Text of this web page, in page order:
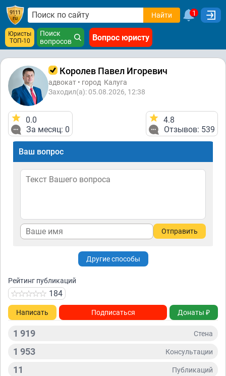
Найти 1
Юристы
ТОП-10
Поиск
вопросов
Вопрос юристу
Королев Павел Игоревич
адвокат • город Калуга
Заходил(а): 05.08.2026, 12:38
0.0
За месяц: 0
4.8
Отзывов: 539
Ваш вопрос
Отправить
Другие способы
Рейтинг публикаций
184
Написать Подписаться Донаты ₽
1 919 Стена
1 953 Консультации
11 Публикаций